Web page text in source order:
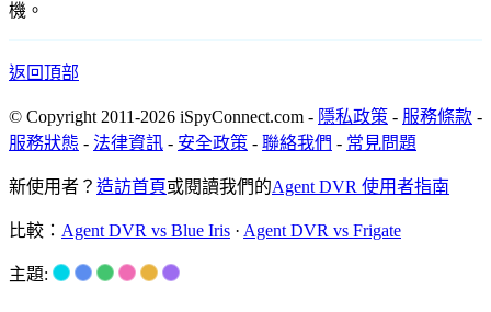
機。
返回頂部
© Copyright 2011-2026 iSpyConnect.com - 隱私政策 - 服務條款 -
服務狀態 - 法律資訊 - 安全政策 - 聯絡我們 - 常見問題
新使用者？ 造訪首頁或閱讀我們的Agent DVR 使用者指南
比較： Agent DVR vs Blue Iris · Agent DVR vs Frigate
主題: